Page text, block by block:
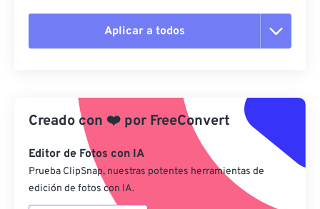
Aplicar a todos
Aplicar desde el ajuste preestablecido
Guardar como preestablecido
Creado con ❤️ por FreeConvert
Editor de Fotos con IA
Prueba ClipSnap, nuestras potentes herramientas de
edición de fotos con IA.